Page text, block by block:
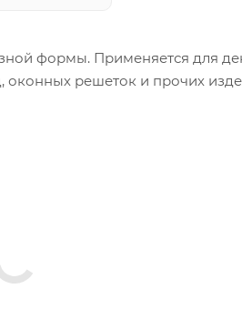
формы. Применяется для
оконных решеток и прочих